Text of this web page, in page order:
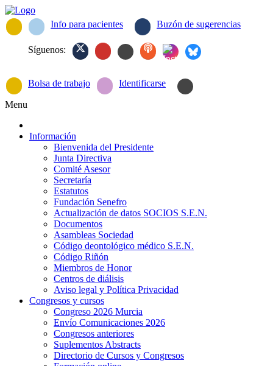
Info para pacientes Buzón de sugerencias
Síguenos:
Bolsa de trabajo Identificarse
Menu
Información
Bienvenida del Presidente
Junta Directiva
Comité Asesor
Secretaría
Estatutos
Fundación Senefro
Actualización de datos SOCIOS S.E.N.
Documentos
Asambleas Sociedad
Código deontológico médico S.E.N.
Código Riñón
Miembros de Honor
Centros de diálisis
Aviso legal y Política Privacidad
Congresos y cursos
Congreso 2026 Murcia
Envío Comunicaciones 2026
Congresos anteriores
Suplementos Abstracts
Directorio de Cursos y Congresos